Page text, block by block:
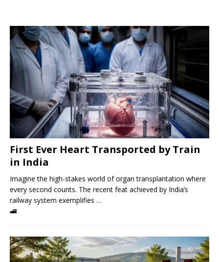
First Ever Heart Transported by Train
in India
Imagine the high-stakes world of organ transplantation where
every second counts. The recent feat achieved by India’s
railway system exemplifies …
🚄